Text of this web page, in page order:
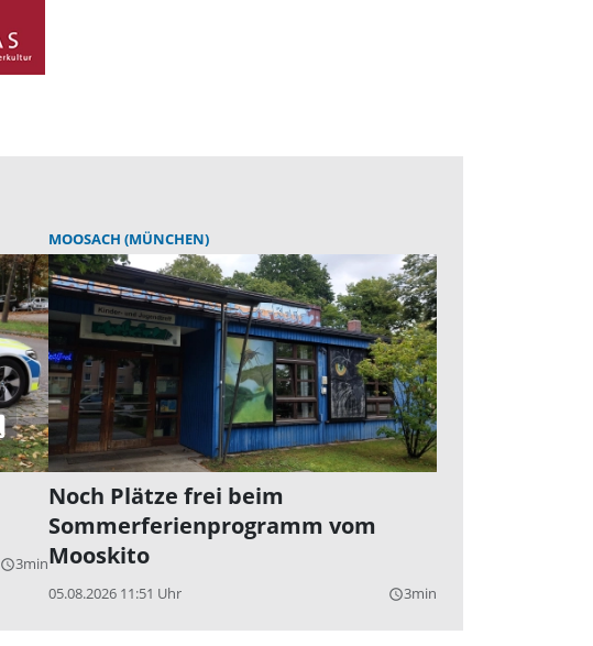
query_builder3min
MOOSACH (MÜNCHEN)
Noch Plätze frei beim
Sommerferienprogramm vom
Mooskito
05.08.2026 11:51 Uhr query_builder3min